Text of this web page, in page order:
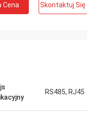
znane marki,
ułamku
Cena Skontaktuj Się
RS485, RJ45